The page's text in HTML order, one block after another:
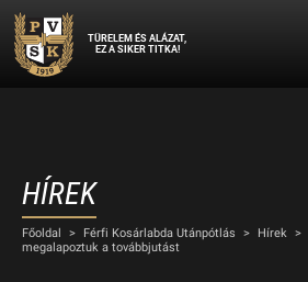
TÜRELEM ÉS ALÁZAT,
EZ A SIKER TITKA!
HÍREK
Főoldal > Férfi Kosárlabda Utánpótlás > Hírek >
megalapoztuk a továbbjutást